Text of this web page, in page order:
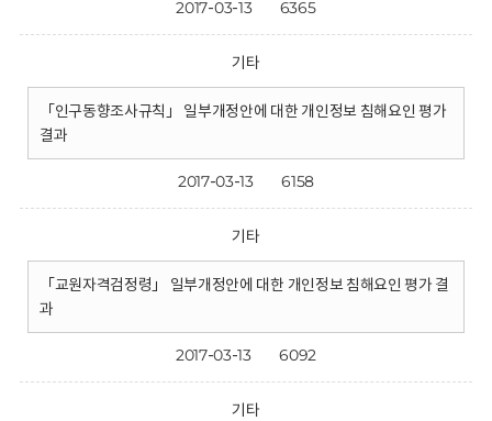
2017-03-13 6365
기타
「인구동향조사규칙」 일부개정안에 대한 개인정보 침해요인 평가
결과
2017-03-13 6158
기타
「교원자격검정령」 일부개정안에 대한 개인정보 침해요인 평가 결
과
2017-03-13 6092
기타